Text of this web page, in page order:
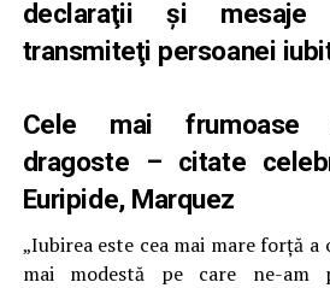
declaraţii şi
transmiteţi persoanei
Cele mai frumoase
dragoste – citate
Euripide, Marquez
„Iubirea este cea mai mare forță
mai modestă pe care ne-am